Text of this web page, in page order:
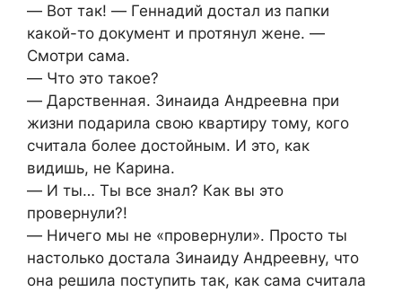
― Вот так! ― Геннадий достал из папки
какой-то документ и протянул жене. ―
Смотри сама.
― Что это такое?
― Дарственная. Зинаида Андреевна при
жизни подарила свою квартиру тому, кого
считала более достойным. И это, как
видишь, не Карина.
― И ты… Ты все знал? Как вы это
провернули?!
― Ничего мы не «провернули». Просто ты
настолько достала Зинаиду Андреевну, что
она решила поступить так, как сама считала